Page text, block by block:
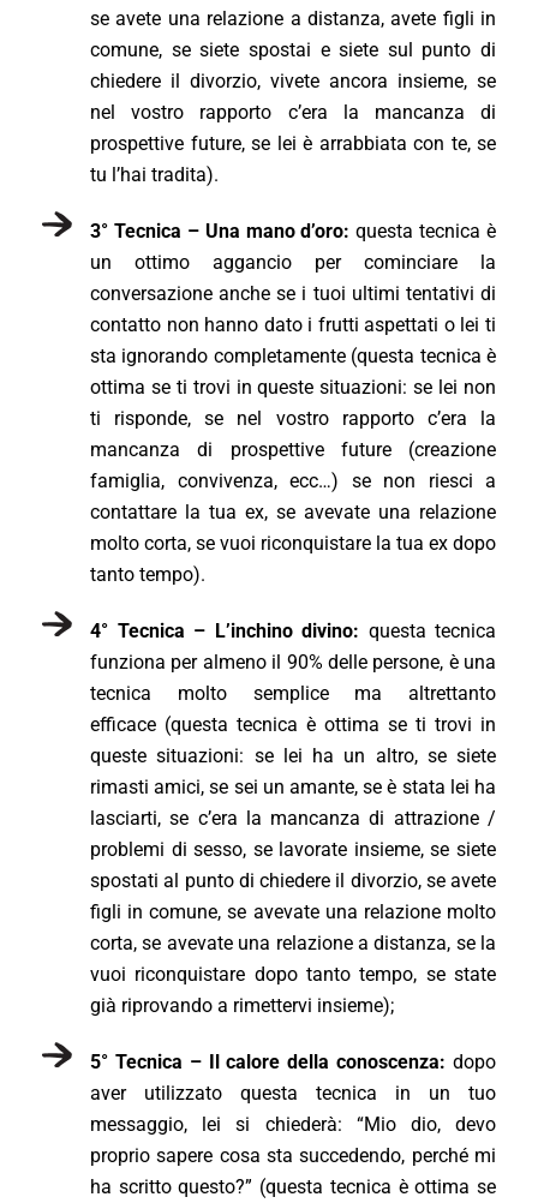
se avete una relazione a distanza, avete figli in
comune, se siete spostai e siete sul punto di
chiedere il divorzio, vivete ancora insieme, se
nel vostro rapporto c’era la mancanza di
prospettive future, se lei è arrabbiata con te, se
tu l’hai tradita).
3° Tecnica – Una mano d’oro:questa tecnica è
un ottimo aggancio per cominciare la
conversazione anche se i tuoi ultimi tentativi di
contatto non hanno dato i frutti aspettati o lei ti
sta ignorando completamente (questa tecnica è
ottima se ti trovi in queste situazioni: se lei non
ti risponde, se nel vostro rapporto c’era la
mancanza di prospettive future (creazione
famiglia, convivenza, ecc…) se non riesci a
contattare la tua ex, se avevate una relazione
molto corta, se vuoi riconquistare la tua ex dopo
tanto tempo).
4° Tecnica – L’inchino divino: questa tecnica
funziona per almeno il 90% delle persone, è una
tecnica molto semplice ma altrettanto
efficace (questa tecnica è ottima se ti trovi in
queste situazioni: se lei ha un altro, se siete
rimasti amici, se sei un amante, se è stata lei ha
lasciarti, se c’era la mancanza di attrazione /
problemi di sesso, se lavorate insieme, se siete
spostati al punto di chiedere il divorzio, se avete
figli in comune, se avevate una relazione molto
corta, se avevate una relazione a distanza, se la
vuoi riconquistare dopo tanto tempo, se state
già riprovando a rimettervi insieme);
5° Tecnica – Il calore della conoscenza: dopo
aver utilizzato questa tecnica in un tuo
messaggio, lei si chiederà: “Mio dio, devo
proprio sapere cosa sta succedendo, perché mi
ha scritto questo?” (questa tecnica è ottima se